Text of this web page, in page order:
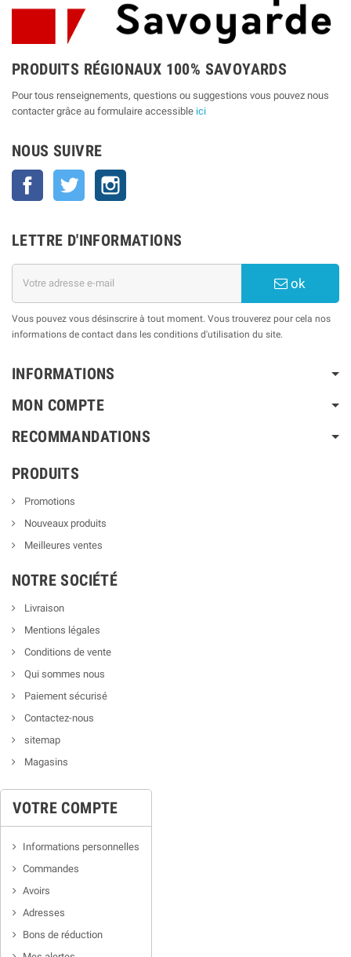
PRODUITS RÉGIONAUX 100% SAVOYARDS
Pour tous renseignements, questions ou suggestions vous pouvez nous
contacter grâce au formulaire accessible ici
NOUS SUIVRE
Facebook Twitter
LETTRE D'INFORMATIONS
ok
Vous pouvez vous désinscrire à tout moment. Vous trouverez pour cela nos
informations de contact dans les conditions d'utilisation du site.
INFORMATIONS
MON COMPTE
RECOMMANDATIONS
PRODUITS
Promotions
Nouveaux produits
Meilleures ventes
NOTRE SOCIÉTÉ
Livraison
Mentions légales
Conditions de vente
Qui sommes nous
Paiement sécurisé
Contactez-nous
sitemap
Magasins
VOTRE COMPTE
Informations personnelles
Commandes
Avoirs
Adresses
Bons de réduction